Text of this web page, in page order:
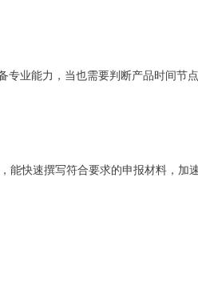
专业能力，当也需要判断产品时间节
能快速撰写符合要求的申报材料， 加